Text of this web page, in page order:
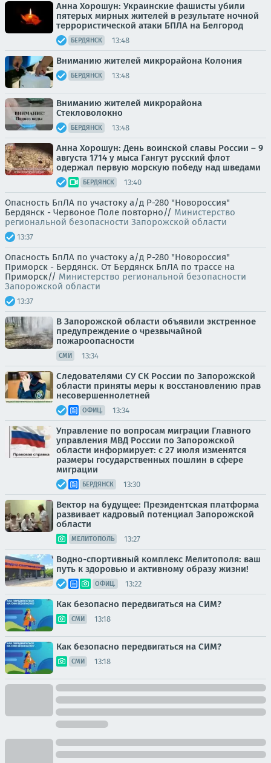
Анна Хорошун: Украинские фашисты убили
пятерых мирных жителей в результате ночной
террористической атаки БПЛА на Белгород
БЕРДЯНСК 13:48
Вниманию жителей микрорайона Колония
БЕРДЯНСК 13:48
Вниманию жителей микрорайона
Стекловолокно
БЕРДЯНСК 13:48
Анна Хорошун: День воинской славы России – 9
августа 1714 у мыса Гангут русский флот
одержал первую морскую победу над шведами
БЕРДЯНСК 13:40
Опасность БпЛА по участоку а/д Р-280 "Новороссия"
Бердянск - Червоное Поле повторно// Министерство
региональной безопасности Запорожской области
13:37
Опасность БпЛА по участоку а/д Р-280 "Новороссия"
Приморск - Бердянск. От Бердянск БпЛА по трассе на
Приморск// Министерство региональной безопасности
Запорожской области
13:37
В Запорожской области объявили экстренное
предупреждение о чрезвычайной
пожароопасности
СМИ 13:34
Следователями СУ СК России по Запорожской
области приняты меры к восстановлению прав
несовершеннолетней
ОФИЦ. 13:34
Управление по вопросам миграции Главного
управления МВД России по Запорожской
области информирует: с 27 июля изменятся
размеры государственных пошлин в сфере
миграции
БЕРДЯНСК 13:30
Вектор на будущее: Президентская платформа
развивает кадровый потенциал Запорожской
области
МЕЛИТОПОЛЬ 13:27
Водно-спортивный комплекс Мелитополя: ваш
путь к здоровью и активному образу жизни!
ОФИЦ. 13:22
Как безопасно передвигаться на СИМ?
СМИ 13:18
Как безопасно передвигаться на СИМ?
СМИ 13:18